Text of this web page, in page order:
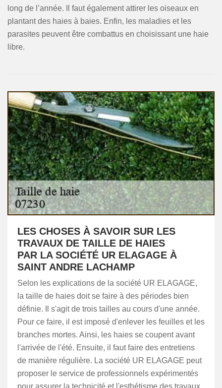
long de l’année. Il faut également attirer les oiseaux en
plantant des haies à baies. Enfin, les maladies et les
parasites peuvent être combattus en choisissant une haie
libre.
LES CHOSES À SAVOIR SUR LES
TRAVAUX DE TAILLE DE HAIES
PAR LA SOCIÉTÉ UR ELAGAGE À
SAINT ANDRE LACHAMP
Selon les explications de la société UR ELAGAGE,
la taille de haies doit se faire à des périodes bien
définie. Il s'agit de trois tailles au cours d'une année.
Pour ce faire, il est imposé d'enlever les feuilles et les
branches mortes. Ainsi, les haies se coupent avant
l'arrivée de l'été. Ensuite, il faut faire des entretiens
de manière régulière. La société UR ELAGAGE peut
proposer le service de professionnels expérimentés
pour assurer la technicité et l'esthétisme des travaux.